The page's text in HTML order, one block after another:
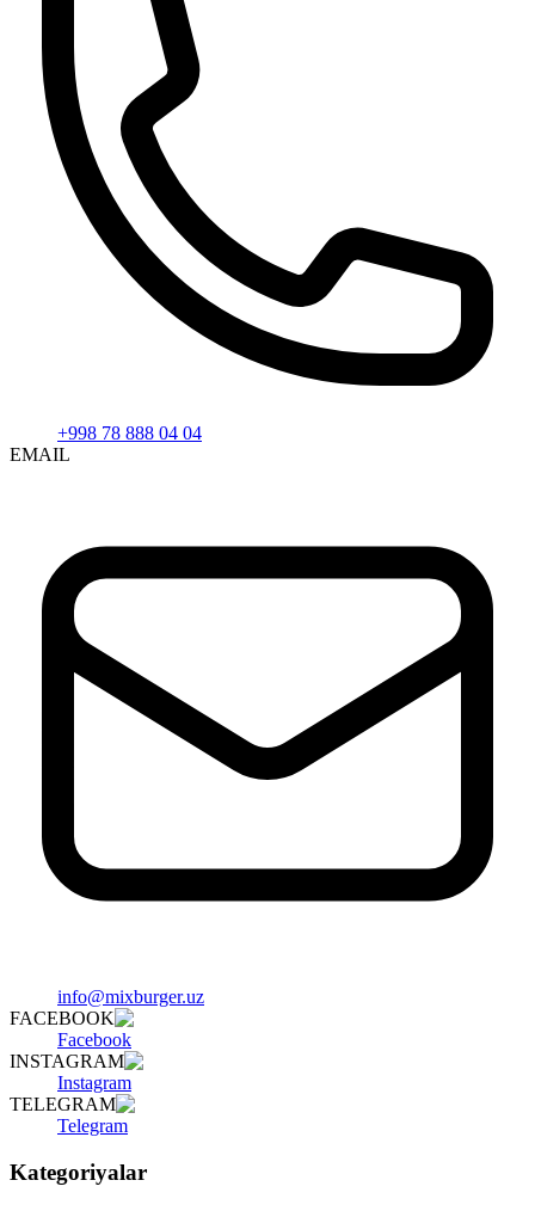
+998 78 888 04 04
EMAIL
info@mixburger.uz
FACEBOOK
Facebook
INSTAGRAM
Instagram
TELEGRAM
Telegram
Kategoriyalar